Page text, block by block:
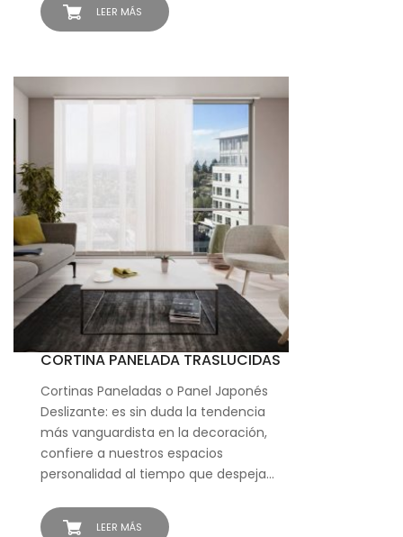
LEER MÁS
LEER MÁS
CORTINA PANELADA TRASLUCIDAS
Cortinas Paneladas o Panel Japonés
Deslizante: es sin duda la tendencia
más vanguardista en la decoración,
confiere a nuestros espacios
personalidad al tiempo que despeja…